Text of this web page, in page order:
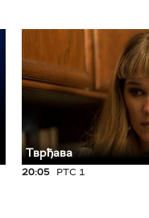
Тврђава
20:05 РТС 1